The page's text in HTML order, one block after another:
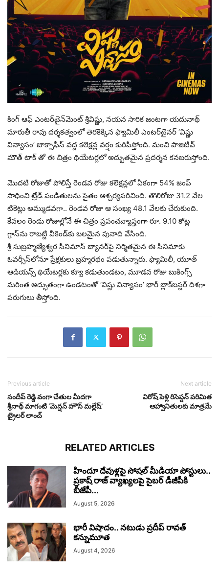
కింగ్ ఆఫ్ ఎంటర్‌టైన్‌మెంట్ శ్రీవిష్ణు, నయన సారిక జంటగా యదునాథ్
మారుతీ రావు దర్శకత్వంలో తెరకెక్కిన ఫ్యామిలీ ఎంటర్‌టైనర్ ‘విష్ణు
విన్యాసం’ బాక్సాఫీస్ వద్ద కలెక్షన్ల వర్షం కురిపిస్తోంది. మంచి పాజిటివ్
మౌత్ టాక్ తో ఈ చిత్రం థియేటర్లలో అద్భుతమైన ప్రదర్శన కనబరుస్తోంది.
మొదటి రోజుతో పోలిస్తే రెండవ రోజు కలెక్షన్లలో ఏకంగా 54% జంప్
సాధించి ట్రేడ్ పండితులను సైతం ఆశ్చర్యపరిచింది. తొలిరోజు 31.2 వేల
టికెట్లు అమ్ముడవగా.. రెండవ రోజు ఆ సంఖ్య 48.1 వేలకు చేరుకుంది.
కేవలం రెండు రోజుల్లోనే ఈ చిత్రం ప్రపంచవ్యాప్తంగా రూ. 9.10 కోట్ల
గ్రాస్‌ను రాబట్టి వీకెండ్‌కు బలమైన పునాది వేసింది.
శ్రీ సుబ్రహ్మణ్యేశ్వర సినిమాస్ బ్యానర్‌పై నిర్మితమైన ఈ సినిమాకు
ఓవర్సీస్‌లోనూ ప్రేక్షకులు బ్రహ్మరథం పడుతున్నారు. ఫ్యామిలీ, యూత్
ఆడియన్స్ థియేటర్లకు క్యూ కడుతుండటం, మూడవ రోజు బుకింగ్స్
మరింత అద్భుతంగా ఉండటంతో ‘విష్ణు విన్యాసం’ భారీ బ్లాక్‌బస్టర్ దిశగా
పరుగులు తీస్తోంది.
Previous article
సందీప్ రెడ్డి వంగా చేతుల మీదగా
శ్రీనాథ్ మాగంటి ‘మెన్షన్ హౌస్ మల్లేష్’
ట్రైలర్ లాంచ్
Next article
విరోష్ పెళ్లి రిసెప్షన్ పరిమిత
ఆహ్వానితులకు మాత్రమే
RELATED ARTICLES
హిందూ దేవుళ్లపై సోషల్ మీడియా పోస్టులు..
ప్రకాష్ రాజ్ వ్యాఖ్యలపై సైబర్ డీజీపీకి
బీజేపీ...
August 5, 2026
భారీ విషాదం.. నటుడు ప్రదీప్ రావత్
కన్నుమూత
August 4, 2026